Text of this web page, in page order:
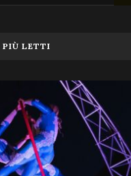
PIÙ LETTI